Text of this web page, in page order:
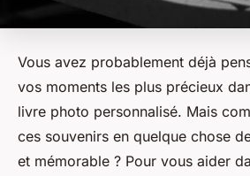
Vous avez probablement déjà
vos moments les plus précieux
livre photo personnalisé. Mais
ces souvenirs en quelque chose
et mémorable ? Pour vous aider